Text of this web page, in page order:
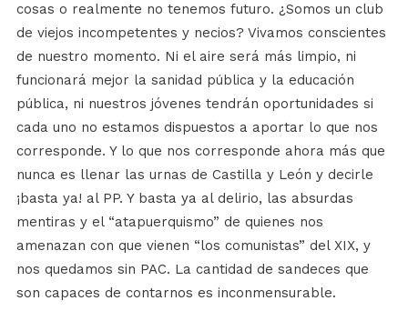
cosas o realmente no tenemos futuro. ¿Somos un club
de viejos incompetentes y necios? Vivamos conscientes
de nuestro momento. Ni el aire será más limpio, ni
funcionará mejor la sanidad pública y la educación
pública, ni nuestros jóvenes tendrán oportunidades si
cada uno no estamos dispuestos a aportar lo que nos
corresponde. Y lo que nos corresponde ahora más que
nunca es llenar las urnas de Castilla y León y decirle
¡basta ya! al PP. Y basta ya al delirio, las absurdas
mentiras y el “atapuerquismo” de quienes nos
amenazan con que vienen “los comunistas” del XIX, y
nos quedamos sin PAC. La cantidad de sandeces que
son capaces de contarnos es inconmensurable.